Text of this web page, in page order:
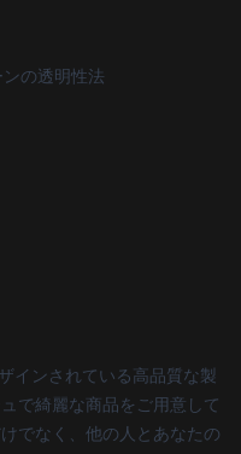
の透明性法
インされている高品質な製
で綺麗な商品をご用意して
でなく、他の人とあなたの